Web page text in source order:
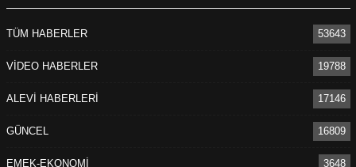
TÜM HABERLER 53643
VİDEO HABERLER 19788
ALEVİ HABERLERİ 17146
GÜNCEL 16809
EMEK-EKONOMİ 3648